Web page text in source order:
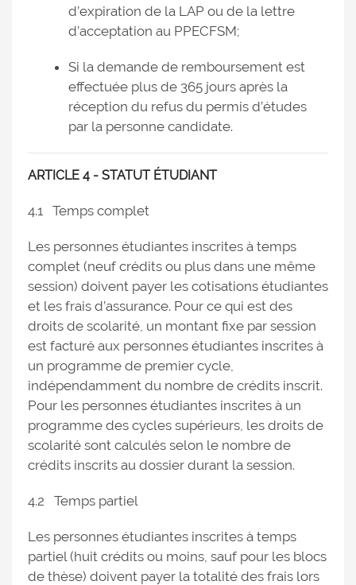
d’expiration de la LAP ou de la lettre
d’acceptation au PPECFSM;
Si la demande de remboursement est
effectuée plus de 365 jours après la
réception du refus du permis d’études
par la personne candidate.
ARTICLE 4 - STATUT ÉTUDIANT
4.1 Temps complet
Les personnes étudiantes inscrites à temps
complet (neuf crédits ou plus dans une même
session) doivent payer les cotisations étudiantes
et les frais d’assurance. Pour ce qui est des
droits de scolarité, un montant fixe par session
est facturé aux personnes étudiantes inscrites à
un programme de premier cycle,
indépendamment du nombre de crédits inscrit.
Pour les personnes étudiantes inscrites à un
programme des cycles supérieurs, les droits de
scolarité sont calculés selon le nombre de
crédits inscrits au dossier durant la session.
4.2 Temps partiel
Les personnes étudiantes inscrites à temps
partiel (huit crédits ou moins, sauf pour les blocs
de thèse) doivent payer la totalité des frais lors